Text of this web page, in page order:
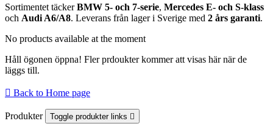
Sortimentet täckerBMW 5- och 7-serie, Mercedes E- och S-klass
och Audi A6/A8. Leverans från lager i Sverige med 2 års garanti.
No products available at the moment
Håll ögonen öppna! Fler prdoukter kommer att visas här när de
läggs till.
 Back to Home page
Produkter Toggle produkter links 